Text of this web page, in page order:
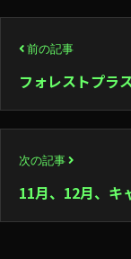
稿
ナ
ビ
ゲ
ー
前の記事
フォレストプラ
次の記事
11月、12月、キ